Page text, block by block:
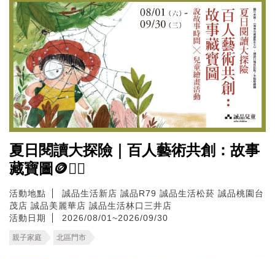
夏日閱讀大探險｜百人藝術共創：故事
藏寶圖🪙🏴‍☠️
活動地點 誠品生活新店 誠品R79 誠品生活松菸 誠品桃園台
茂店 誠品美麗華店 誠品生活林口三井店
活動日期
2026/08/01~2026/09/30
親子家庭 北區門市